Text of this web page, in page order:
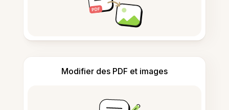
Modifier des PDF et images